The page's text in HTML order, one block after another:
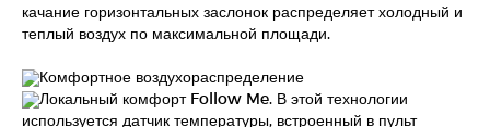
качание горизонтальных заслонок распределяет холодный и
теплый воздух по максимальной площади.
Комфортное воздухораспределение
Локальный комфорт Follow Me. В этой технологии
используется датчик температуры, встроенный в пульт